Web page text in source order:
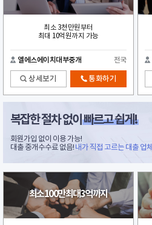
최소 3천만원부터
최대 10억원까지 가능
엘에스에이치대부중개 전국
상세보기 통화하기
복잡한 절차 없이빠르고 쉽게!
회원가입 없이 이용 가능!
대출 중개수수료 없음! 내가 직접 고르는 대출 업체
최소100만최대3억까지